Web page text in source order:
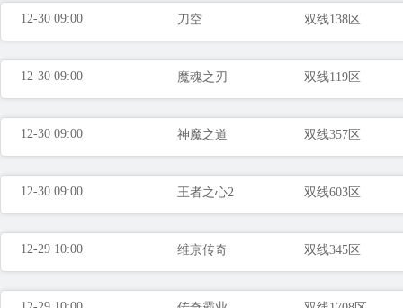
12-30 09:00 刀空 双线138区
12-30 09:00 魔魂之刃 双线119区
12-30 09:00 神魔之道 双线357区
12-30 09:00 王者之心2 双线603区
12-29 10:00 维京传奇 双线345区